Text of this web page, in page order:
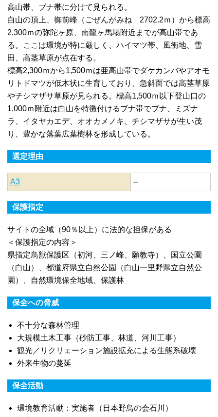
高山帯、ブナ帯に分けて見られる。
白山の頂上、御前峰（ごぜんがみね 2702.2ｍ）から標高
2,300ｍの弥陀ヶ原、南龍ヶ馬場附近までが高山帯であ
る。ここは環境が特に厳しく、ハイマツ帯、風衝地、雪
田、高茎草原が点在する。
標高2,300ｍから1,500ｍは亜高山帯でダケカンバやアオモ
リトドマツが低木状に生育しており、急斜面では高茎草原
やチシマザサ草原が見られる。標高1,500ｍ以下登山口の
1,000ｍ附近は白山を特徴付けるブナ帯でブナ、ミズナ
ラ、イタヤカエデ、オオカメノキ、チシマザサが生い茂
り、豊かな落葉広葉樹林を形成している。
選定理由
A3 –
保護指定
サイトの全域（90％以上）に法的な担保がある
＜保護指定の内容＞
県指定鳥獣保護区（初河、三ノ峰、願教寺）、国立公園
（白山）、都道府県立自然公園（白山一里野県立自然公
園）、自然環境保全地域、保護林
保全への脅威
不十分な森林管理
大規模土木工事（砂防工事、林道、河川工事）
観光／リクリェーション施設拡充による生態系破壊
外来生物の蔓延
保全活動
環境教育活動：実施者（日本野鳥の会石川）